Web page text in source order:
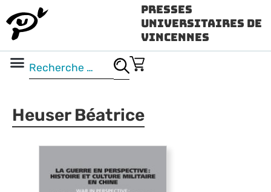
Presses
Universitaires de
Vincennes
Heuser Béatrice